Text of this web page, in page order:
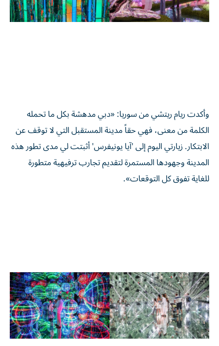
وأكدت ريام ريتشي من سوريا: «دبي مدهشة بكل ما تحمله
الكلمة من معنى، فهي حقاً مدينة المستقبل التي لا توقف عن
الابتكار. زيارتي اليوم إلى 'آيا يونيفرس' أثبتت لي مدى تطور هذه
المدينة وجهودها المستمرة لتقديم تجارب ترفيهية متطورة
للغاية تفوق كل التوقعات».